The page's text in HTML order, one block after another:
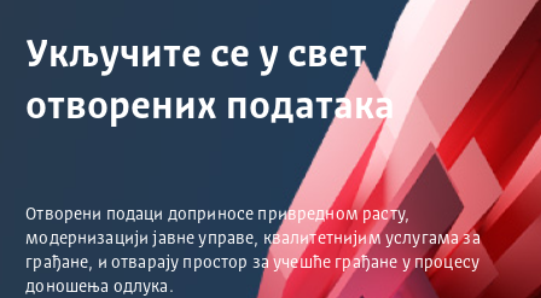
Укључите се у свет
отворених података
Отворени подаци доприносе привредном расту,
модернизацији јавне управе, квалитетнијим услугама за
грађане, и отварају простор за учешће грађане у процесу
доношења одлука.